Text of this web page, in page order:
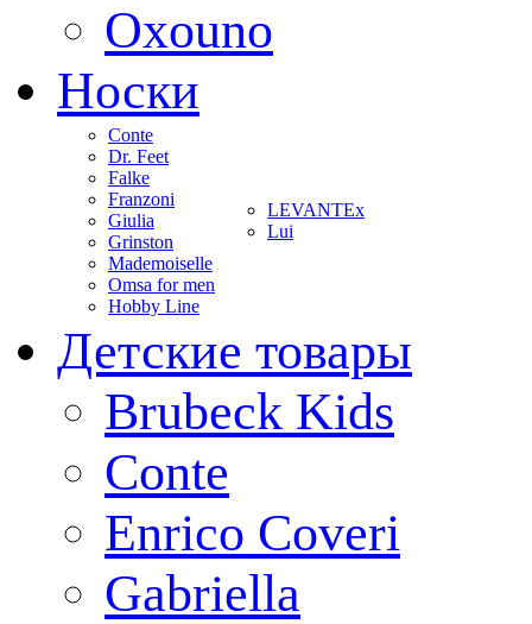
Oxouno
Носки
Conte
Dr. Feet
Falke
Franzoni
Giulia
Grinston
Mademoiselle
Omsa for men
Hobby Line
LEVANTEx
Lui
Детские товары
Brubeck Kids
Conte
Enrico Coveri
Gabriella